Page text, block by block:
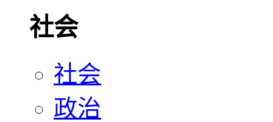
社会
社会
政治